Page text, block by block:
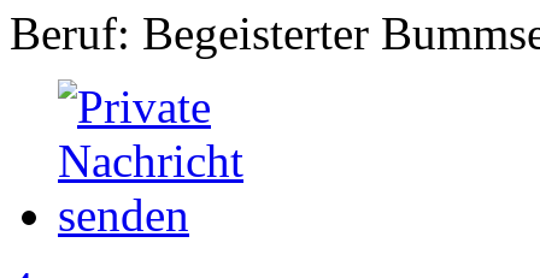
Beruf: Begeisterter